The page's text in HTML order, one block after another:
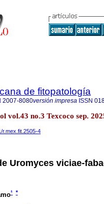
de fitopatología
2007-8080versión impresa ISSN
vol.43 no.3 Texcoco sep.
r.mex.fit.2505-4
Uromyces viciae-
¹ *